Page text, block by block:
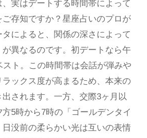
実はデートする時間帯によって
存知ですか？星座占いのプロが
によると、関係の深さによって
が異なるのです。初デートなら午
スト。この時間帯は会話が弾みや
ックス度が高まるため、本来の
されます。一方、交際3ヶ月以
5時から7時の「ゴールデンタイ
没前の柔らかい光は互いの表情